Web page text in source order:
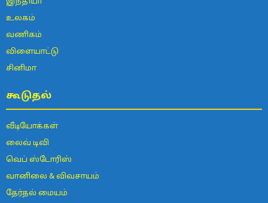
உலகம்
வணிகம்
விளையாட்டு
சினிமா
கூடுதல்
வீடியோக்கள்
லைவ் டிவி
வெப் ஸ்டோரிஸ்
வானிலை & விவசாயம்
தேர்தல் மையம்